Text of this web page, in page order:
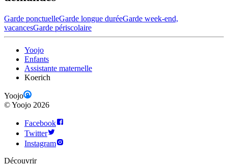
Garde ponctuelleGarde longue duréeGarde week-end,
vacancesGarde périscolaire
Yoojo
Enfants
Assistante maternelle
Koerich
Yoojo
©Yoojo 2026
Facebook
Twitter
Instagram
Découvrir